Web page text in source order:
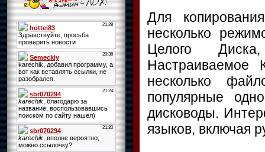
Для
несколько
Целого
Настраиваемое
несколько
популярные
дисководы.
языков, включая